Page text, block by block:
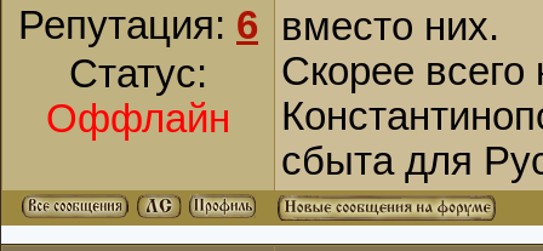
Репутация: 6
Статус:
Оффлайн
вместо них.
Скорее всего
сбыта для